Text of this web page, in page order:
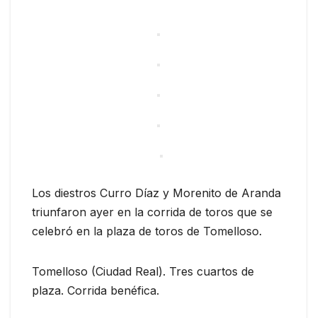
Los diestros Curro Díaz y Morenito de Aranda
triunfaron ayer en la corrida de toros que se
celebró en la plaza de toros de Tomelloso.
Tomelloso (Ciudad Real). Tres cuartos de
plaza. Corrida benéfica.